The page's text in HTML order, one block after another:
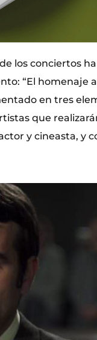
los conciertos
“El homenaje
en tres
que
y cineasta, y